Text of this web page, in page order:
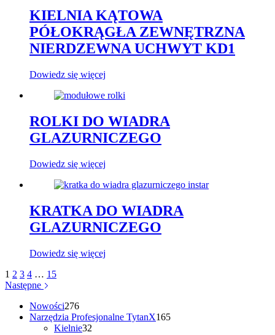
KIELNIA KĄTOWA
PÓŁOKRĄGŁA ZEWNĘTRZNA
NIERDZEWNA UCHWYT KD1
Dowiedz się więcej
ROLKI DO WIADRA
GLAZURNICZEGO
Dowiedz się więcej
KRATKA DO WIADRA
GLAZURNICZEGO
Dowiedz się więcej
1 2 3 4 … 15
Następne
Nowości276276
produktów
Narzędzia Profesjonalne TytanX165165
Kielnie32